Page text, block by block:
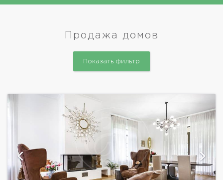
Продажа домов
Показать фильтр